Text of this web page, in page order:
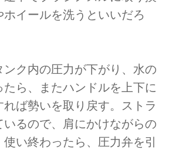
ホイールを洗うといいだろ
ンク内の圧力が下がり、水の
ら、またハンドルを上下に
ば勢いを取り戻す。ストラ
いるので、肩にかけながらの
い終わったら、圧力弁を引